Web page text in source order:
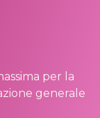
per la
generale